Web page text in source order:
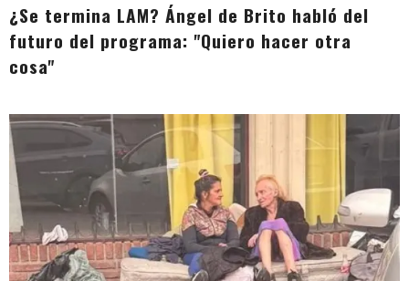
¿Se termina LAM? Ángel de Brito habló del
futuro del programa: "Quiero hacer otra
cosa"